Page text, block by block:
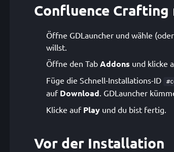
Confluence
Öffne GDLauncher und wähle
willst.
Öffne den Tab Addons und klicke
Füge die Schnell-Installations-ID
auf Download. GDLauncher
Klicke auf Play und du bist fertig.
Vor der Installation